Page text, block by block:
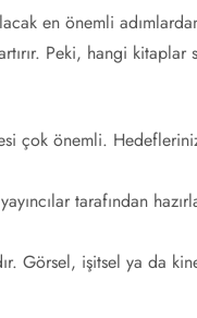
en önemli
Peki, hangi
çok önemli.
tarafından
Görsel, işitsel ya da